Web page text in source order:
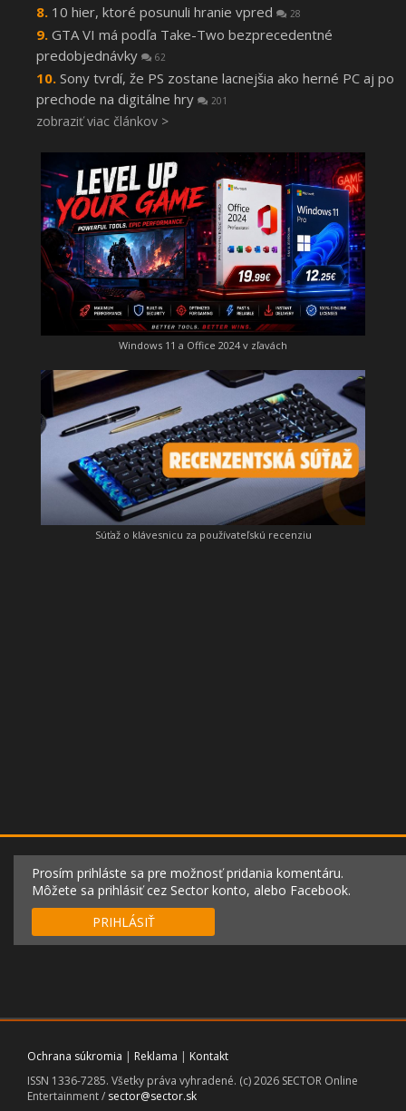
10 hier, ktoré posunuli hranie vpred 28
GTA VI má podľa Take-Two bezprecedentné
predobjednávky
62
Sony tvrdí, že PS zostane lacnejšia ako herné PC aj po
prechode na digitálne hry
201
zobraziť viac článkov >
Windows 11 a Office 2024 v zľavách
Súťaž o klávesnicu za používateľskú recenziu
Prosím prihláste sa pre možnosť pridania komentáru.
Môžete sa prihlásiť cez Sector konto, alebo Facebook.
PRIHLÁSIŤ
Ochrana súkromia | Reklama | Kontakt
ISSN 1336-7285. Všetky práva vyhradené. (c) 2026 SECTOR Online
Entertainment / sector@sector.sk